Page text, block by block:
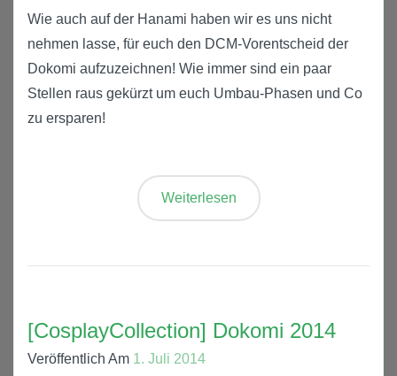
Wie auch auf der Hanami haben wir es uns nicht
nehmen lasse, für euch den DCM-Vorentscheid der
Dokomi aufzuzeichnen! Wie immer sind ein paar
Stellen raus gekürzt um euch Umbau-Phasen und Co
zu ersparen!
Weiterlesen
[CosplayCollection] Dokomi 2014
Veröffentlich Am 1. Juli 2014